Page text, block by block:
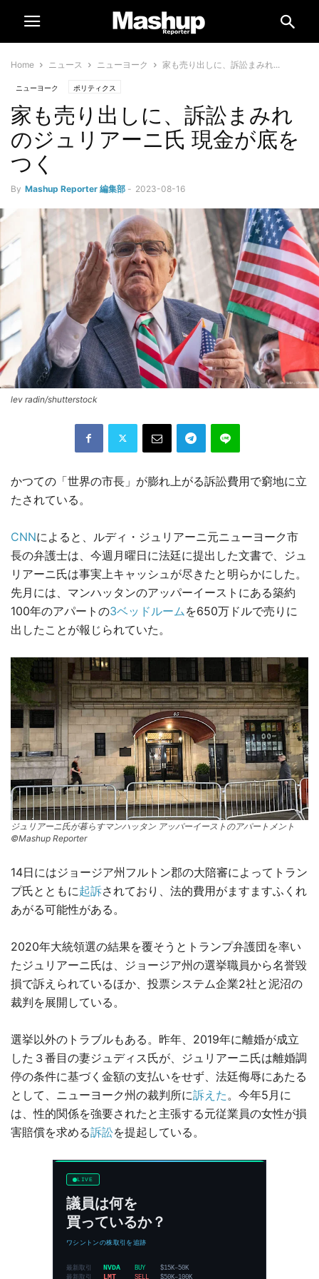
Home ニュース ニューヨーク 家も売り出しに、訴訟まみれ...
ニューヨーク ポリティクス
家も売り出しに、訴訟まみれ
のジュリアーニ氏 現金が底を
つく
By Mashup Reporter 編集部 - 2023-08-16
lev radin/shutterstock
かつての「世界の市長」が膨れ上がる訴訟費用で窮地に立
たされている。
CNNによると、ルディ・ジュリアーニ元ニューヨーク市
長の弁護士は、今週月曜日に法廷に提出した文書で、ジュ
リアーニ氏は事実上キャッシュが尽きたと明らかにした。
先月には、マンハッタンのアッパーイーストにある築約
100年のアパートの3ベッドルーム を650万ドルで売りに
出したことが報じられていた。
ジュリアーニ氏が暮らすマンハッタン アッパーイーストのアパートメント
©Mashup Reporter
14日にはジョージア州フルトン郡の大陪審によってトラン
プ氏とともに起訴されており、法的費用がますますふくれ
あがる可能性がある。
2020年大統領選の結果を覆そうとトランプ弁護団を率い
たジュリアーニ氏は、ジョージア州の選挙職員から名誉毀
損で訴えられているほか、投票システム企業2社と泥沼の
裁判を展開している。
選挙以外のトラブルもある。昨年、2019年に離婚が成立
した３番目の妻ジュディス氏が、ジュリアーニ氏は離婚調
停の条件に基づく金額の支払いをせず、法廷侮辱にあたる
として、ニューヨーク州の裁判所に訴えた。今年5月に
は、性的関係を強要されたと主張する元従業員の女性が損
害賠償を求める訴訟を提起している。